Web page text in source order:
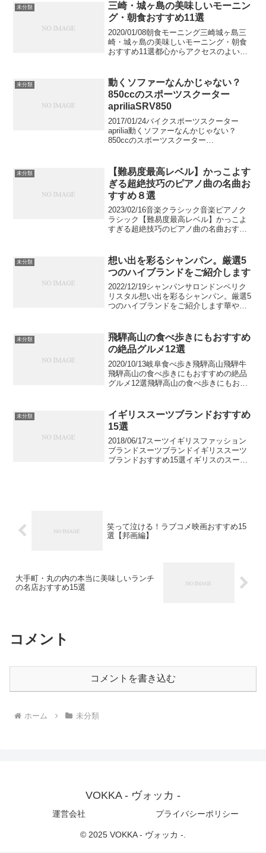
未分類
三崎・城ヶ島の美味しいモーニン
グ・朝食おすすめ11選
2020/01/08朝食モーニング三崎城ヶ島三
崎・城ヶ島の美味しいモーニング・朝食
おすすめ11選都心からアクセスのよい日
でおすすめのおいしいモーニングをご紹
介します。えび...
未分類
動くソファーなんかじゃない？
850ccのスポーツスクーター
apriliaSRV850
2017/01/24バイクスポーツスクーター
aprilia動くソファーなんかじゃない？
850ccのスポーツスクーター
紹介するのはSRV850スクーター...
未分類
【難易度最高レベル】かっこよす
ぎる超絶技巧のピアノ曲の名曲お
すすめ８選
2023/02/16音楽クラシック音楽ピアノク
ラシック【難易度最高レベル】かっこよ
すぎる超絶技巧のピアノ曲の名曲おすす
ご紹介します。超絶技巧曲とは、簡単に
いってしまえば...
未分類
想い出を彩るシャンパン。厳選5
つのハイブランドをご紹介します
2022/12/19シャンパンサロンドンペリク
リスタル想い出を彩るシャンパン。厳選5
つのハイブランドをご紹介します華やか
が存在します。中でもおいしいとされる
ものの一部を...
未分類
飛騨高山の食べ歩きにもおすすめ
の絶品グルメ12選
2020/10/13岐阜食べ歩き飛騨高山飛騨牛
飛騨高山の食べ歩きにもおすすめの絶品
グルメ12選飛騨高山の食べ歩きにもおす
の食材や味付けを楽しめるお店を多く選
びました。...
未分類
イギリススーツブランドおすすめ
15選
2018/06/17スーツイギリスファッション
ブランドスーツブランドイギリススーツ
ブランドおすすめ15選イギリスのスーツ
笑って泣ける！ラブコメ映画おすすめ15
選【邦画編】
大手町・丸の内の本当に美味しいランチ
の名店おすすめ15選
コメント
コメントを書き込む
ホーム 未分類
VOKKA - ヴォッカ -
運営会社 プライバシーポリシー
© 2025 VOKKA - ヴォッカ -.